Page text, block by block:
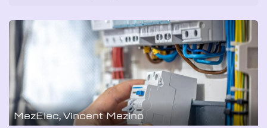
MezElec, Vincent Mezino